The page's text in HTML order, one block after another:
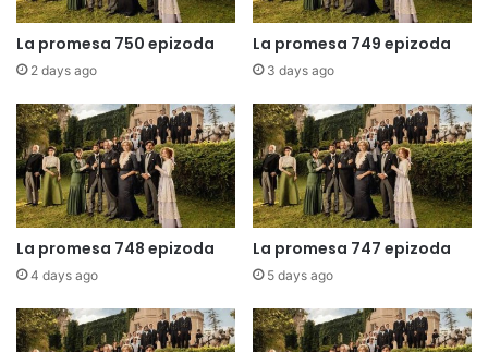
La promesa 750 epizoda
2 days ago
La promesa 749 epizoda
3 days ago
La promesa 748 epizoda
4 days ago
La promesa 747 epizoda
5 days ago